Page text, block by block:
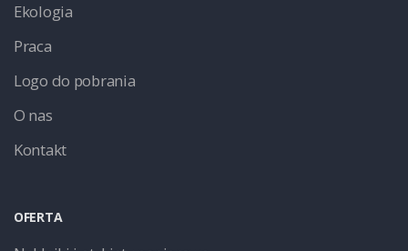
Ekologia
Praca
Logo do pobrania
O nas
Kontakt
OFERTA